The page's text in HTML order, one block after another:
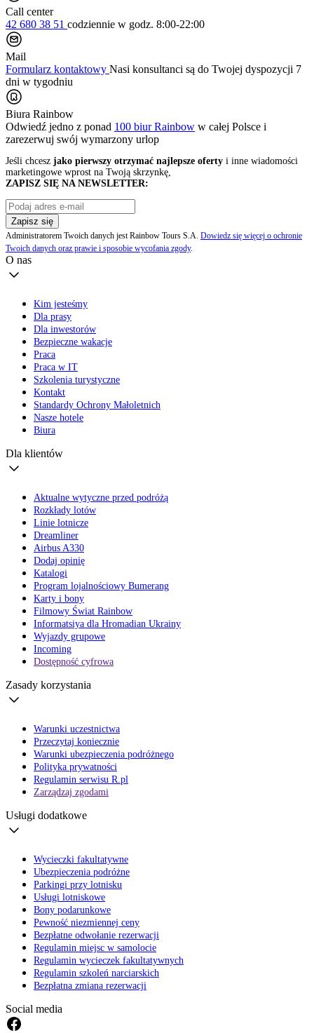
Call center
42 680 38 51 codziennie w godz. 8:00-22:00
Mail
Formularz kontaktowy Nasi konsultanci są do Twojej dyspozycji 7
dni w tygodniu
Biura Rainbow
Odwiedź jedno z ponad 100 biur Rainbow w całej Polsce i
zarezerwuj swój wymarzony urlop
Jeśli chcesz jako pierwszy otrzymać najlepsze oferty i inne wiadomości
marketingowe wprost na Twoją skrzynkę,
ZAPISZ SIĘ NA NEWSLETTER:
Zapisz się
Administratorem Twoich danych jest Rainbow Tours S.A. Dowiedz się więcej o ochronie
Twoich danych oraz prawie i sposobie wycofania zgody.
O nas
Kim jesteśmy
Dla prasy
Dla inwestorów
Bezpieczne wakacje
Praca
Praca w IT
Szkolenia turystyczne
Kontakt
Standardy Ochrony Małoletnich
Nasze hotele
Biura
Dla klientów
Aktualne wytyczne przed podróżą
Rozkłady lotów
Linie lotnicze
Dreamliner
Airbus A330
Dodaj opinię
Katalogi
Program lojalnościowy Bumerang
Karty i bony
Filmowy Świat Rainbow
Informatsiya dla Hromadian Ukrainy
Wyjazdy grupowe
Incoming
Dostępność cyfrowa
Zasady korzystania
Warunki uczestnictwa
Przeczytaj koniecznie
Warunki ubezpieczenia podróżnego
Polityka prywatności
Regulamin serwisu R.pl
Zarządzaj zgodami
Usługi dodatkowe
Wycieczki fakultatywne
Ubezpieczenia podróżne
Parkingi przy lotnisku
Usługi lotniskowe
Bony podarunkowe
Pewność niezmiennej ceny
Bezpłatne odwołanie rezerwacji
Regulamin miejsc w samolocie
Regulamin wycieczek fakultatywnych
Regulamin szkoleń narciarskich
Bezpłatna zmiana rezerwacji
Social media